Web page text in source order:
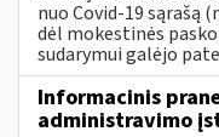
nuo Covid-19 sąrašą
dėl mokestinės
sudarymui galėjo
Informacinis
administravimo